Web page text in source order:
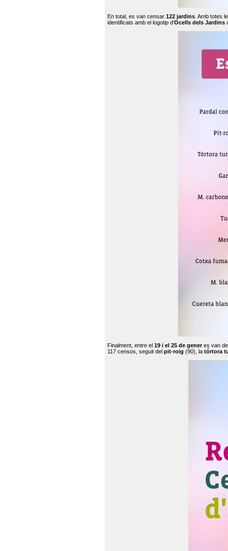
En total, es van censar 122 jardins . Amb totes
identificats amb el logotip d’Ocells dels Jardins
Finalment, entre el 19 i el 25 de generes van
117 censos, seguit del pit-roig (90), la tórtora